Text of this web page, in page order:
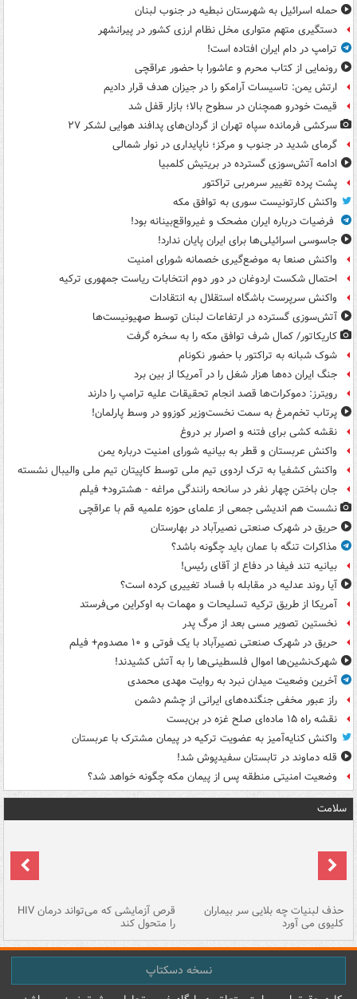
حمله اسرائیل به شهرستان نبطیه در جنوب لبنان
دستگیری متهم متواری مخل نظام ارزی کشور در پیرانشهر
ترامپ در دام ایران افتاده است!
رونمایی از کتاب محرم و عاشورا با حضور عراقچی
ارتش یمن: تاسیسات آرامکو را در جیزان هدف قرار دادیم
قیمت خودرو همچنان در سطوح بالا؛ بازار قفل شد
سرکشی فرمانده سپاه تهران از گردان‌های پدافند هوایی لشکر ۲۷
گرمای شدید در جنوب و مرکز؛ ناپایداری در نوار شمالی
ادامه آتش‌سوزی گسترده در بریتیش کلمبیا
پشت پرده تغییر سرمربی تراکتور
واکنش کارتونیست سوری به توافق مکه
فرضیات درباره ایران مضحک و غیرواقع‌بینانه بود!
جاسوسی اسرائیلی‌ها برای ایران پایان ندارد!
واکنش صنعا به موضع‌گیری خصمانه شورای امنیت
احتمال شکست اردوغان در دور دوم انتخابات ریاست جمهوری ترکیه
واکنش سرپرست باشگاه استقلال به انتقادات
آتش‌سوزی گسترده در ارتفاعات لبنان توسط صهیونیست‌ها
کاریکاتور/ کمال شرف توافق مکه را به سخره گرفت
شوک شبانه به تراکتور با حضور نکونام
جنگ ایران ده‌ها هزار شغل را در آمریکا از بین برد
رویترز: دموکرات‌ها قصد انجام تحقیقات علیه ترامپ را دارند
پرتاب تخم‌مرغ به سمت نخست‌وزیر کوزوو در وسط پارلمان!
نقشه کشی برای فتنه و اصرار بر دروغ
واکنش عربستان و قطر به بیانیه شورای امنیت درباره یمن
واکنش کشفیا به ترک اردوی تیم ملی توسط کاپیتان تیم ملی والیبال نشسته
جان باختن چهار نفر در سانحه رانندگی مراغه - هشترود+ فیلم
نشست هم اندیشی جمعی از علمای حوزه علمیه قم با عراقچی
حریق در شهرک صنعتی نصیرآباد در بهارستان
مذاکرات تنگه با عمان باید چگونه باشد؟
بیانیه تند فیفا در دفاع از آقای رئیس!
آیا روند عدلیه در مقابله با فساد تغییری کرده است؟
آمریکا از طریق ترکیه تسلیحات و مهمات به اوکراین می‌فرستد
نخستین تصویر مسی بعد از مرگ پدر
حریق در شهرک صنعتی نصیرآباد با یک فوتی و ۱۰ مصدوم+ فیلم
شهرک‌نشین‌ها اموال فلسطینی‌ها را به آتش کشیدند!
آخرین وضعیت میدان نبرد به روایت مهدی محمدی
راز عبور مخفی جنگنده‌های ایرانی از چشم دشمن
نقشه راه ۱۵ ماده‌ای صلح غزه در بن‌بست
واکنش کنایه‌آمیز به عضویت ترکیه در پیمان مشترک با عربستان
قله دماوند در تابستان سفیدپوش شد!
وضعیت امنیتی منطقه پس از پیمان مکه چگونه خواهد شد؟
سلامت
حذف لبنیات چه بلایی سر بیماران
کلیوی می آورد
قرص آزمایشی که می‌تواند درمان HIV
را متحول کند
نسخه دسکتاپ